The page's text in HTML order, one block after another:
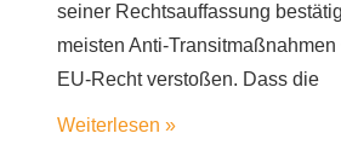
seiner Rechtsauffassung
meisten Anti-
EU-Recht verstoßen. Dass die
Weiterlesen »